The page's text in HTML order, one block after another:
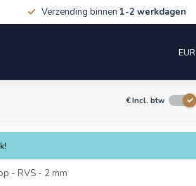
Verzending binnen 1-2 werkdagen
EUR
€Incl. btw
- RVS - 2 mm